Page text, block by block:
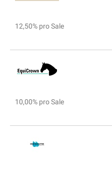
12,50% pro Sale
10,00% pro Sale